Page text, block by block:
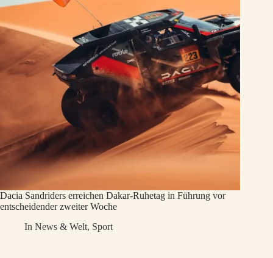
Dacia Sandriders erreichen Dakar-Ruhetag in Führung vor
entscheidender zweiter Woche
In News & Welt, Sport